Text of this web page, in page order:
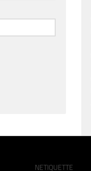
NETIQUETTE